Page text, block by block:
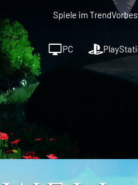
Spiele im Trend
PC